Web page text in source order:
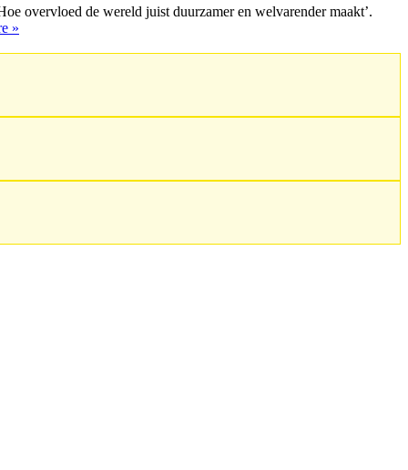
overvloed de wereld juist duurzamer en welvarender maakt’.
»